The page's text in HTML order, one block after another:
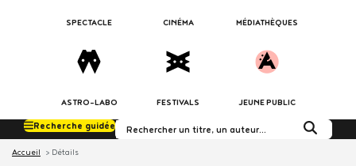
SPECTACLE CINÉMA MÉDIATHÈQUES
ASTRO-LABO FESTIVALS JEUNE PUBLIC
Rechercher dans le
Recherche guidée
Accueil Détails